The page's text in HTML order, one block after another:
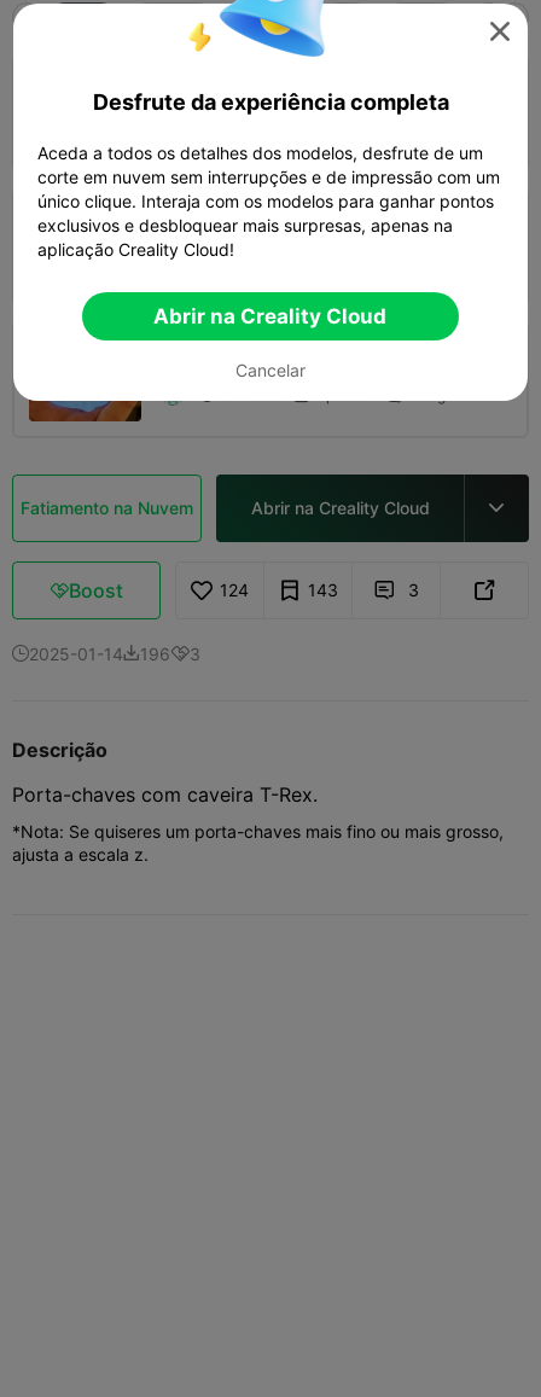
K2 Plus K2 Pro
0.2mm layer, 3 walls, 15 infill
0.2mm layer, 2 walls, 10% infill

0.2mm layer, 2 walls, 15% infill
Fatiamento na Nuvem Abrir na Creality Cloud 
Boost 124 143  3 
2025-01-141963
Descrição
Porta-chaves com caveira T-Rex.
*Nota: Se quiseres um porta-chaves mais fino ou mais grosso,
ajusta a escala z.

Desfrute da experiência completa
Aceda a todos os detalhes dos modelos, desfrute de um
corte em nuvem sem interrupções e de impressão com um
único clique. Interaja com os modelos para ganhar pontos
exclusivos e desbloquear mais surpresas, apenas na
aplicação Creality Cloud!
Abrir na Creality Cloud
Cancelar